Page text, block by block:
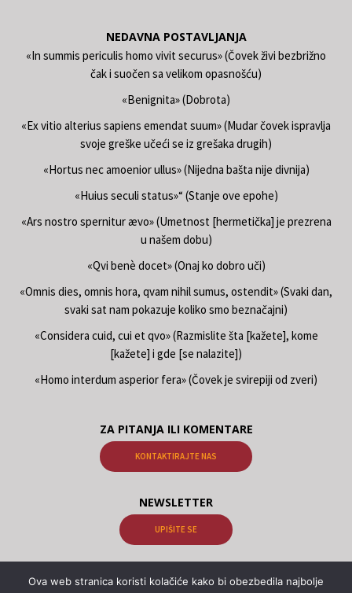
NEDAVNA POSTAVLJANJA
«In summis periculis homo vivit securus» (Čovek živi bezbrižno
čak i suočen sa velikom opasnošću)
«Benignita» (Dobrota)
«Ex vitio alterius sapiens emendat suum» (Mudar čovek ispravlja
svoje greške učeći se iz grešaka drugih)
«Hortus nec amoenior ullus» (Nijedna bašta nije divnija)
«Huius seculi status»“ (Stanje ove epohe)
«Ars nostro spernitur ævo» (Umetnost [hermetička] je prezrena
u našem dobu)
«Qvi benè docet» (Onaj ko dobro uči)
«Omnis dies, omnis hora, qvam nihil sumus, ostendit» (Svaki dan,
svaki sat nam pokazuje koliko smo beznačajni)
«Considera cuid, cui et qvo» (Razmislite šta [kažete], kome
[kažete] i gde [se nalazite])
«Homo interdum asperior fera» (Čovek je svirepiji od zveri)
ZA PITANJA ILI KOMENTARE
KONTAKTIRAJTE NAS
NEWSLETTER
UPIŠITE SE
Ova web stranica koristi kolačiće kako bi obezbedila najbolje